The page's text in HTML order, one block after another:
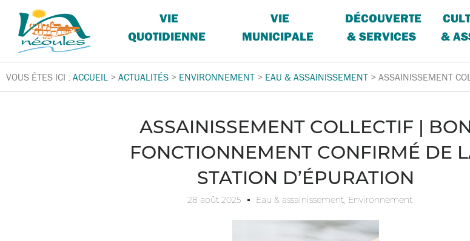
VIE
QUOTIDIENNE
VIE
MUNICIPALE
DÉCOUVERTE
& SERVICES
&
VOUS ÊTES ICI : ACCUEIL > ACTUALITÉS > ENVIRONNEMENT > EAU & ASSAINISSEMENT > ASSAINISSEMENT
ASSAINISSEMENT COLLECTIF |
FONCTIONNEMENT CONFIRMÉ DE
STATION D’ÉPURATION
28 août 2025 Eau & assainissement, Environnement